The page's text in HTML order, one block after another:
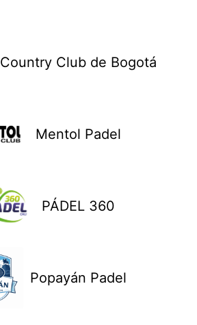
Country Club de Bogotá
Mentol Padel
PÁDEL 360
Popayán Padel